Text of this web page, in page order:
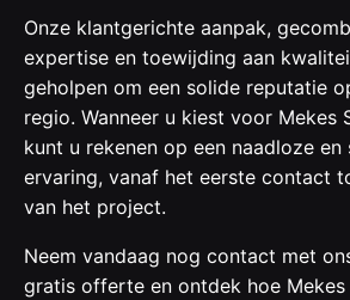
Onze klantgerichte aanpak,
expertise en toewijding aan
geholpen om een solide reputatie
regio. Wanneer u kiest voor Mekes
kunt u rekenen op een naadloze en
ervaring, vanaf het eerste contact
van het project.
Neem vandaag nog contact met
gratis offerte en ontdek hoe Mekes